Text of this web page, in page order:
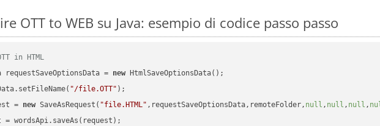
OTT to WEB su Java: esempio di codice passo passo
in HTML
requestSaveOptionsData = new HtmlSaveOptionsData();
"/file.OTT" );
= new SaveAsRequest( "file.HTML" ,requestSaveOptionsData,remoteFolder, null , null , null ,
= wordsApi.saveAs(request);